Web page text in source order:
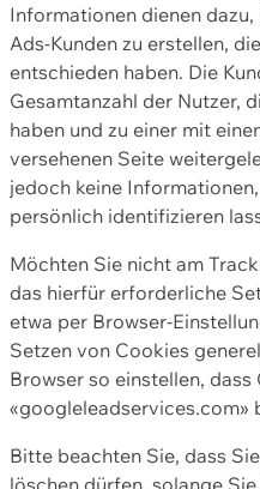
Informationen dienen
Ads-Kunden zu erstellen,
entschieden haben. Die
Gesamtanzahl der Nutzer,
haben und zu einer mit
versehenen Seite
jedoch keine
persönlich identifizieren
Möchten Sie nicht am
das hierfür erforderliche
etwa per Browser-
Setzen von Cookies
Browser so einstellen,
«googleleadservices.com»
Bitte beachten Sie, dass